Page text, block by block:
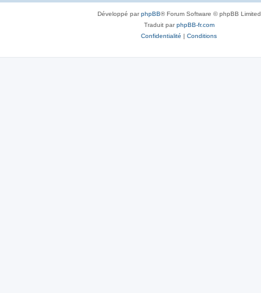
Développé parphpBB® Forum Software © phpBB Limited
Traduit parphpBB-fr.com
Confidentialité | Conditions